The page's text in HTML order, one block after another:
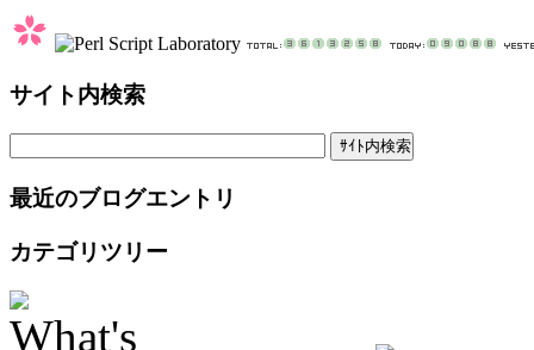
サイト内検索
最近のブログエントリ
カテゴリツリー